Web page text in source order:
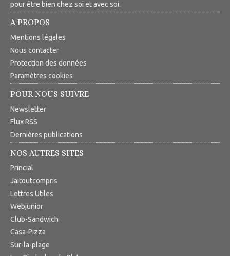
pour être bien chez soi et avec soi.
A PROPOS
Mentions légales
Nous contacter
Protection des données
Paramètres cookies
POUR NOUS SUIVRE
Newsletter
Flux RSS
Dernières publications
NOS AUTRES SITES
Princial
Jaitoutcompris
Lettres Utiles
Webjunior
Club-Sandwich
Casa-Pizza
Sur-la-plage